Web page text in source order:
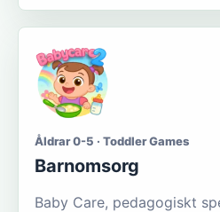
Åldrar 0-5 · Toddler Games
Barnomsorg
Baby Care, pedagogiskt